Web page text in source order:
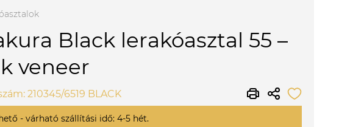
Black lerakóasztal 55 –
veneer
210345/6519 BLACK
- várható szállítási idő: 4-5 hét.